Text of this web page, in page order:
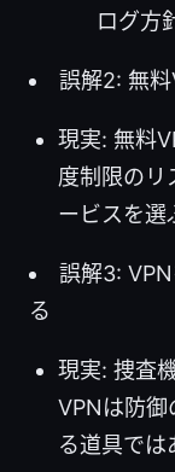
ログ方
誤解2: 無
現実: 無料
度制限のリ
ービスを選
誤解3:
る
現実: 捜査
VPNは防御
る道具では